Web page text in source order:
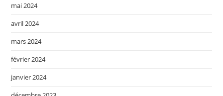
mai 2024
avril 2024
mars 2024
février 2024
janvier 2024